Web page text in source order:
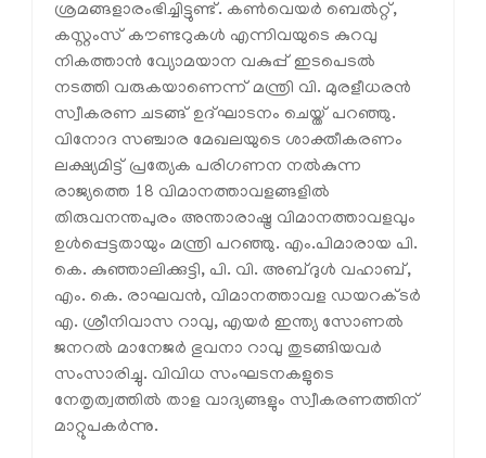
ശ്രമങ്ങളാരംഭിച്ചിട്ടുണ്ട്. കണ്‍വെയര്‍ ബെല്‍റ്റ്,
കസ്റ്റംസ് കൗണ്ടറുകള്‍ എന്നിവയുടെ കുറവു
നികത്താന്‍ വ്യോമയാന വകുപ്പ് ഇടപെടല്‍
നടത്തി വരുകയാണെന്ന് മന്ത്രി വി. മുരളീധരന്‍
സ്വീകരണ ചടങ്ങ് ഉദ്ഘാടനം ചെയ്ത് പറഞ്ഞു.
വിനോദ സഞ്ചാര മേഖലയുടെ ശാക്തീകരണം
ലക്ഷ്യമിട്ട് പ്രത്യേക പരിഗണന നല്‍കുന്ന
രാജ്യത്തെ 18 വിമാനത്താവളങ്ങളില്‍
തിരുവനന്തപുരം അന്താരാഷ്ട്ര വിമാനത്താവളവും
ഉള്‍പ്പെട്ടതായും മന്ത്രി പറഞ്ഞു. എം.പിമാരായ പി.
കെ. കുഞ്ഞാലിക്കുട്ടി, പി. വി. അബ്ദുള്‍ വഹാബ്,
എം. കെ. രാഘവന്‍, വിമാനത്താവള ഡയറക്ടര്‍
എ. ശ്രീനിവാസ റാവു, എയര്‍ ഇന്ത്യ സോണല്‍
ജനറല്‍ മാനേജര്‍ ഭുവനാ റാവു തുടങ്ങിയവര്‍
സംസാരിച്ചു. വിവിധ സംഘടനകളുടെ
നേതൃത്വത്തില്‍ താള വാദ്യങ്ങളും സ്വീകരണത്തിന്
മാറ്റുപകര്‍ന്നു.